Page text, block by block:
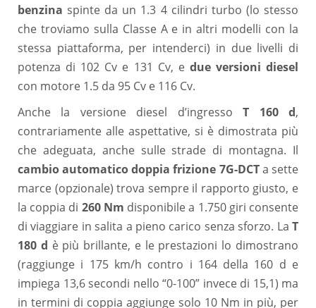
benzina spinte da un 1.3 4 cilindri turbo (lo stesso
che troviamo sulla Classe A e in altri modelli con la
stessa piattaforma, per intenderci) in due livelli di
potenza di 102 Cv e 131 Cv, e due versioni diesel
con motore 1.5 da 95 Cv e 116 Cv.
Anche la versione diesel d’ingressoT 160 d,
contrariamente alle aspettative, si è dimostrata più
che adeguata, anche sulle strade di montagna. Il
cambio automatico doppia frizione 7G-DCTa sette
marce (opzionale) trova sempre il rapporto giusto, e
la coppia di 260 Nm disponibile a 1.750 giri consente
di viaggiare in salita a pieno carico senza sforzo. La T
180 d è più brillante, e le prestazioni lo dimostrano
(raggiunge i 175 km/h contro i 164 della 160 d e
impiega 13,6 secondi nello “0-100” invece di 15,1) ma
in termini di coppia aggiunge solo 10 Nm in più, per